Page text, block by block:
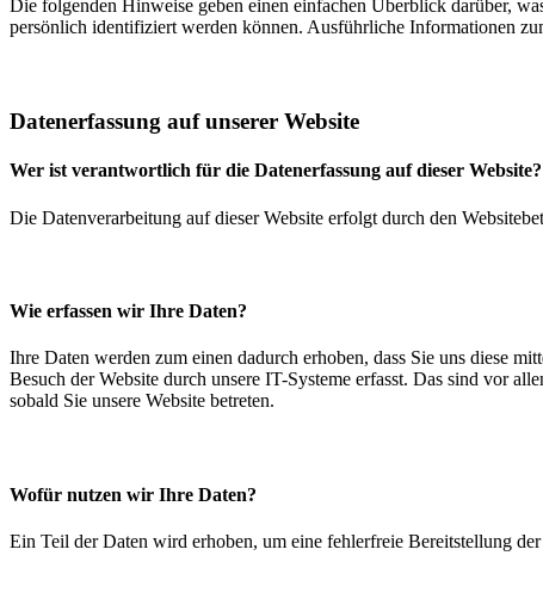
Die folgenden Hinweise geben einen einfachen Überblick darüber,
persönlich identifiziert werden können. Ausführliche Informationen
Datenerfassung auf unserer Website
Wer ist verantwortlich für die Datenerfassung auf dieser Website?
Die Datenverarbeitung auf dieser Website erfolgt durch den
Wie erfassen wir Ihre Daten?
Ihre Daten werden zum einen dadurch erhoben, dass Sie uns diese
Besuch der Website durch unsere IT-Systeme erfasst. Das sind vor
sobald Sie unsere Website betreten.
Wofür nutzen wir Ihre Daten?
Ein Teil der Daten wird erhoben, um eine fehlerfreie Bereitstellung